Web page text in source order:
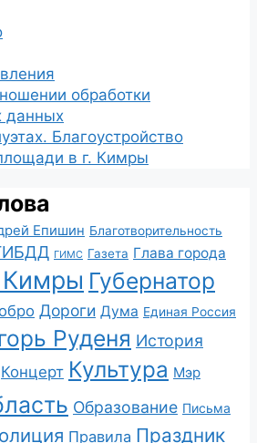
обработки
данных
Благоустройство
в г. Кимры
Епишин Благотворительность
ГИМС Газета Глава города
Кимры Губернатор
Дороги Дума Единая Россия
Руденя История
Концерт Культура Мэр
Образование Письма
Правила Праздник